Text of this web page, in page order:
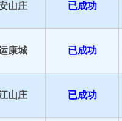
山庄 已成功
康城 已成功
山庄 已成功